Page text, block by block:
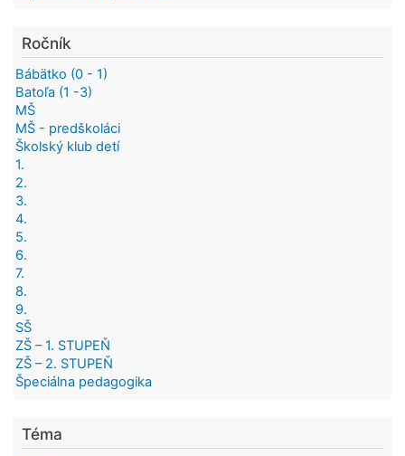
Ročník
Bábätko (0 - 1)
Batoľa (1 -3)
MŠ
MŠ - predškoláci
Školský klub detí
1.
2.
3.
4.
5.
6.
7.
8.
9.
SŠ
ZŠ – 1. STUPEŇ
ZŠ – 2. STUPEŇ
Špeciálna pedagogika
Téma